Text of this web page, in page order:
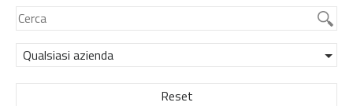
Qualsiasi azienda
Reset